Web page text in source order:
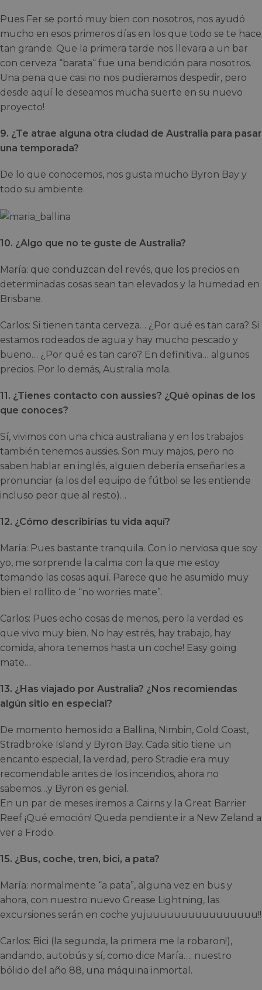
Pues Fer se portó muy bien con nosotros, nos ayudó
mucho en esos primeros días en los que todo se te hace
tan grande. Que la primera tarde nos llevara a un bar
con cerveza “barata“ fue una bendición para nosotros.
Una pena que casi no nos pudieramos despedir, pero
desde aquí le deseamos mucha suerte en su nuevo
proyecto!
9. ¿Te atrae alguna otra ciudad de Australia para pasar
una temporada?
De lo que conocemos, nos gusta mucho Byron Bay y
todo su ambiente.
10. ¿Algo que no te guste de Australia?
María: que conduzcan del revés, que los precios en
determinadas cosas sean tan elevados y la humedad en
Brisbane.
Carlos: Si tienen tanta cerveza… ¿Por qué es tan cara? Si
estamos rodeados de agua y hay mucho pescado y
bueno… ¿Por qué es tan caro? En definitiva… algunos
precios. Por lo demás, Australia mola.
11. ¿Tienes contacto con aussies? ¿Qué opinas de los
que conoces?
Sí, vivimos con una chica australiana y en los trabajos
también tenemos aussies. Son muy majos, pero no
saben hablar en inglés, alguien debería enseñarles a
pronunciar (a los del equipo de fútbol se les entiende
incluso peor que al resto)…
12. ¿Cómo describirías tu vida aquí?
María: Pues bastante tranquila. Con lo nerviosa que soy
yo, me sorprende la calma con la que me estoy
tomando las cosas aquí. Parece que he asumido muy
bien el rollito de “no worries mate”.
Carlos: Pues echo cosas de menos, pero la verdad es
que vivo muy bien. No hay estrés, hay trabajo, hay
comida, ahora tenemos hasta un coche! Easy going
mate…
13. ¿Has viajado por Australia? ¿Nos recomiendas
algún sitio en especial?
De momento hemos ido a Ballina, Nimbin, Gold Coast,
Stradbroke Island y Byron Bay. Cada sitio tiene un
encanto especial, la verdad, pero Stradie era muy
recomendable antes de los incendios, ahora no
sabemos…y Byron es genial.
En un par de meses iremos a Cairns y la Great Barrier
Reef ¡Qué emoción! Queda pendiente ir a New Zeland a
ver a Frodo.
15. ¿Bus, coche, tren, bici, a pata?
María: normalmente “a pata”, alguna vez en bus y
ahora, con nuestro nuevo Grease Lightning, las
excursiones serán en coche yujuuuuuuuuuuuuuuuu!!
Carlos: Bici (la segunda, la primera me la robaron!),
andando, autobús y sí, como dice María…. nuestro
bólido del año 88, una máquina inmortal.